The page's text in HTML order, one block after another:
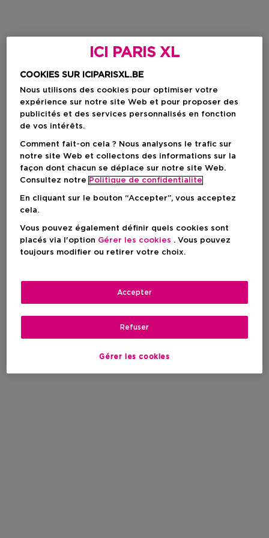
ICI PARIS XL
COOKIES SUR ICIPARISXL.BE
Nous utilisons des cookies pour optimiser votre
expérience sur notre site Web et pour proposer des
publicités et des services personnalisés en fonction
de vos intérêts.
Comment fait-on cela ? Nous analysons le trafic sur
notre site Web et collectons des informations sur la
façon dont chacun se déplace sur notre site Web.
Consultez notre Politique de confidentialite
En cliquant sur le bouton “Accepter”, vous acceptez
cela.
Vous pouvez également définir quels cookies sont
placés via l'option Gérer les cookies . Vous pouvez
toujours modifier ou retirer votre choix.
Gérer les cookies
Refuser
Accepter